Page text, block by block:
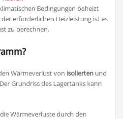
Bedingungen beheizt
erforderlichen Heizleistung ist es
zu berechnen.
Wärmeverlust von isolierten und
Grundriss des Lagertanks kann
Wärmeverluste durch den